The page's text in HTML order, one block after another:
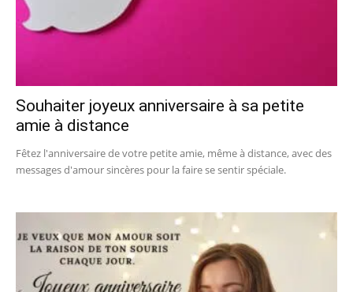
Souhaiter joyeux anniversaire à sa petite
amie à distance
Fêtez l'anniversaire de votre petite amie, même à distance, avec des
messages d'amour sincères pour la faire se sentir spéciale.